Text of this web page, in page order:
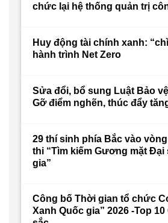
chức lại hệ thống quản trị
Huy động tài chính xanh:
hành trình Net Zero
Sửa đổi, bổ sung Luật Bảo
Gỡ điểm nghẽn, thúc đẩy
29 thí sinh phía Bắc vào
thi “Tìm kiếm Gương mặt Đại
gia”
Công bố Thời gian tổ chức
Xanh Quốc gia” 2026 -Top